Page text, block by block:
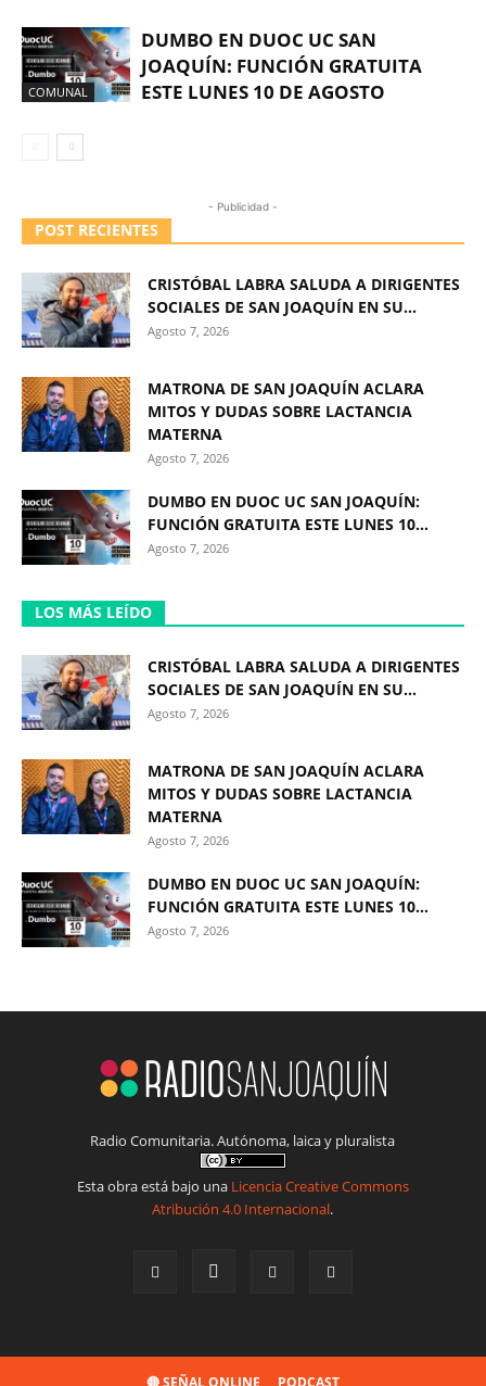
COMUNAL
DUMBO EN DUOC UC SAN
JOAQUÍN: FUNCIÓN GRATUITA
ESTE LUNES 10 DE AGOSTO
- Publicidad -
POST RECIENTES
CRISTÓBAL LABRA SALUDA A DIRIGENTES
SOCIALES DE SAN JOAQUÍN EN SU...
Agosto 7, 2026
MATRONA DE SAN JOAQUÍN ACLARA
MITOS Y DUDAS SOBRE LACTANCIA
MATERNA
Agosto 7, 2026
DUMBO EN DUOC UC SAN JOAQUÍN:
FUNCIÓN GRATUITA ESTE LUNES 10...
Agosto 7, 2026
LOS MÁS LEÍDO
CRISTÓBAL LABRA SALUDA A DIRIGENTES
SOCIALES DE SAN JOAQUÍN EN SU...
Agosto 7, 2026
MATRONA DE SAN JOAQUÍN ACLARA
MITOS Y DUDAS SOBRE LACTANCIA
MATERNA
Agosto 7, 2026
DUMBO EN DUOC UC SAN JOAQUÍN:
FUNCIÓN GRATUITA ESTE LUNES 10...
Agosto 7, 2026
Radio Comunitaria. Autónoma, laica y pluralista
Esta obra está bajo una Licencia Creative Commons
Atribución 4.0 Internacional.